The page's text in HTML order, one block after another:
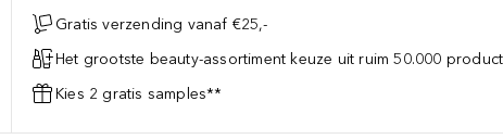
Gratis verzending vanaf €25,-
Het grootste beauty-assortiment keuze uit ruim 50.000
Kies 2 gratis samples**